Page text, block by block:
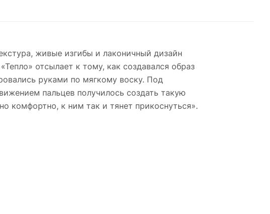
живые изгибы и лаконичный дизайн
отсылает к тому, как создавался образ
руками по мягкому воску. Под
пальцев получилось создать такую
комфортно, к ним так и тянет прикоснуться».